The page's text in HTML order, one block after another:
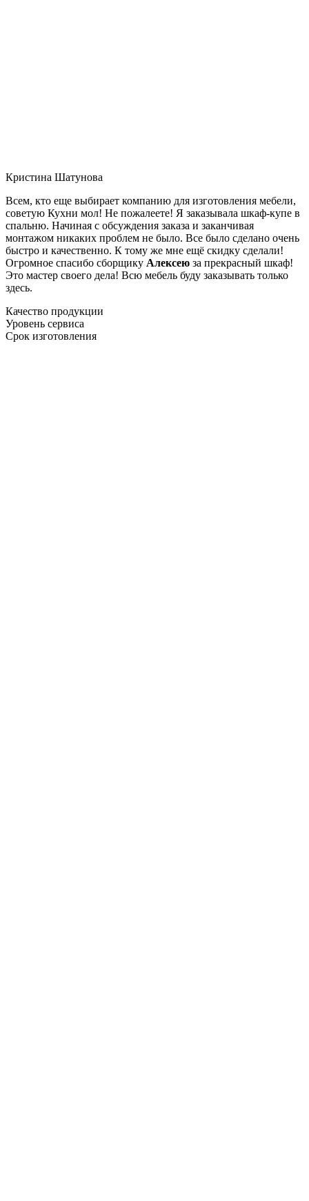
Кристина Шатунова
Всем, кто еще выбирает компанию для изготовления мебели,
советую Кухни мол! Не пожалеете! Я заказывала шкаф-купе в
спальню. Начиная с обсуждения заказа и заканчивая
монтажом никаких проблем не было. Все было сделано очень
быстро и качественно. К тому же мне ещё скидку сделали!
Огромное спасибо сборщику Алексею за прекрасный шкаф!
Это мастер своего дела! Всю мебель буду заказывать только
здесь.
Качество продукции
Уровень сервиса
Срок изготовления